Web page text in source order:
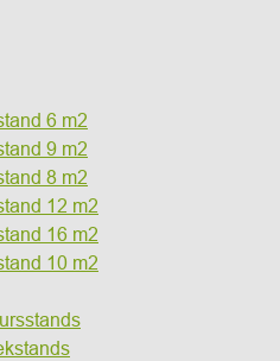
6 m2
9 m2
8 m2
12 m2
16 m2
10 m2